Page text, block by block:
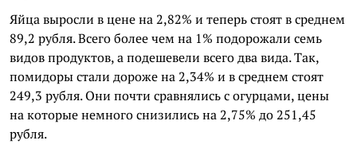
Яйца выросли в цене на 2,82% и теперь стоят в среднем
89,2 рубля. Всего более чем на 1% подорожали семь
видов продуктов, а подешевели всего два вида. Так,
помидоры стали дороже на 2,34% и в среднем стоят
249,3 рубля. Они почти сравнялись с огурцами, цены
на которые немного снизились на 2,75% до 251,45
рубля.